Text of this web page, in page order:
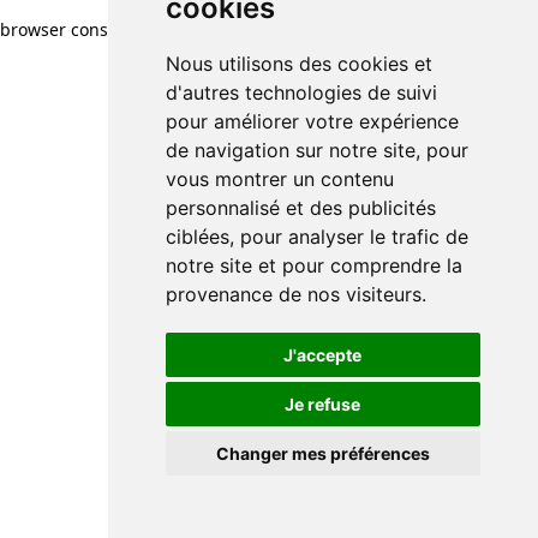
cookies
Nous utilisons des cookies et
d'autres technologies de suivi
pour améliorer votre expérience
de navigation sur notre site, pour
vous montrer un contenu
personnalisé et des publicités
ciblées, pour analyser le trafic de
notre site et pour comprendre la
provenance de nos visiteurs.
J'accepte
Je refuse
Changer mes préférences
browser console for more information)